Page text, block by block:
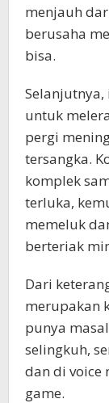
menjauh
berusaha
bisa.
untuk
pergi
tersangka.
komplek
terluka,
memeluk
berteriak
Dari
merupakan
punya
selingkuh,
dan di voice
game.